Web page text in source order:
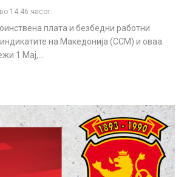
14:46 часот.
плата и безбедни работни
на Македонија (ССМ) и оваа
1 Мај,…